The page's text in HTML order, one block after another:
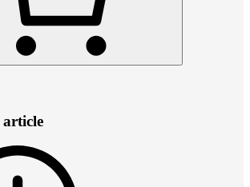
article